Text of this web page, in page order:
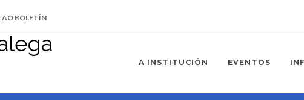
AO BOLETÍN
A INSTITUCIÓN EVENTOS